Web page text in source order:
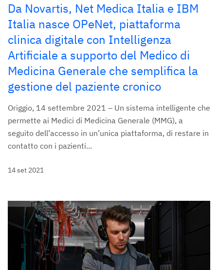
Da Novartis, Net Medica Italia e IBM
Italia nasce OPeNet, piattaforma
clinica digitale con Intelligenza
Artificiale a supporto del Medico di
Medicina Generale che semplifica la
gestione del paziente cronico
Origgio, 14 settembre 2021 – Un sistema intelligente che
permette ai Medici di Medicina Generale (MMG), a
seguito dell’accesso in un’unica piattaforma, di restare in
contatto con i pazienti...
14 set 2021